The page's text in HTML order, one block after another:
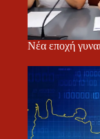
Νέα εποχή